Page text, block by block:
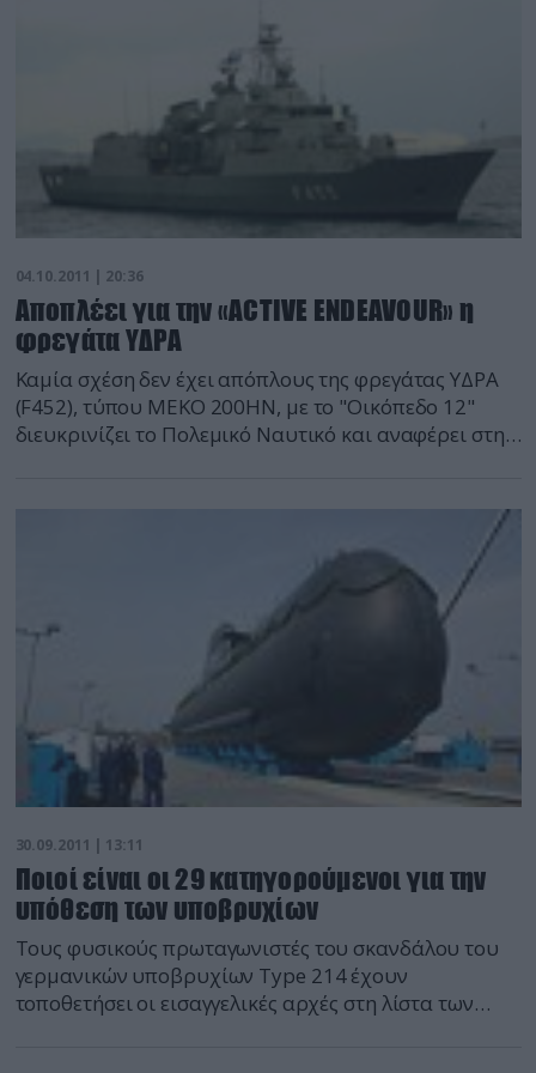
04.10.2011 | 20:36
Aποπλέει για την «ACTIVE ENDEAVOUR» η
φρεγάτα ΥΔΡΑ
Καμία σχέση δεν έχει απόπλους της φρεγάτας ΥΔΡΑ
(F452), τύπου ΜΕΚΟ 200ΗΝ, με το "Οικόπεδο 12"
διευκρινίζει το Πολεμικό Ναυτικό και αναφέρει στην
ΝΑΤΟϊκής επιχείρησης «ACTIVE ENDEAVOUR» για την
ασφάλεια στη Μεσόγειο". Δηλαδή θα κινείται πολύ
μακρικά από το "Οικόπεδο 12" και θα είναι υπό
ΝΑΤΟϊκές διαταγές. Τμήμα ειδήσεων defencenet.gr
30.09.2011 | 13:11
Ποιοί είναι οι 29 κατηγορούμενοι για την
υπόθεση των υποβρυχίων
Τους φυσικούς πρωταγωνιστές του σκανδάλου του
γερμανικών υποβρυχίων Type 214 έχουν
τοποθετήσει οι εισαγγελικές αρχές στη λίστα των